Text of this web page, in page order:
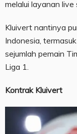
melalui layanan
Kluivert nantinya
Indonesia,
sejumlah pemain
Liga 1.
Kontrak Kluivert